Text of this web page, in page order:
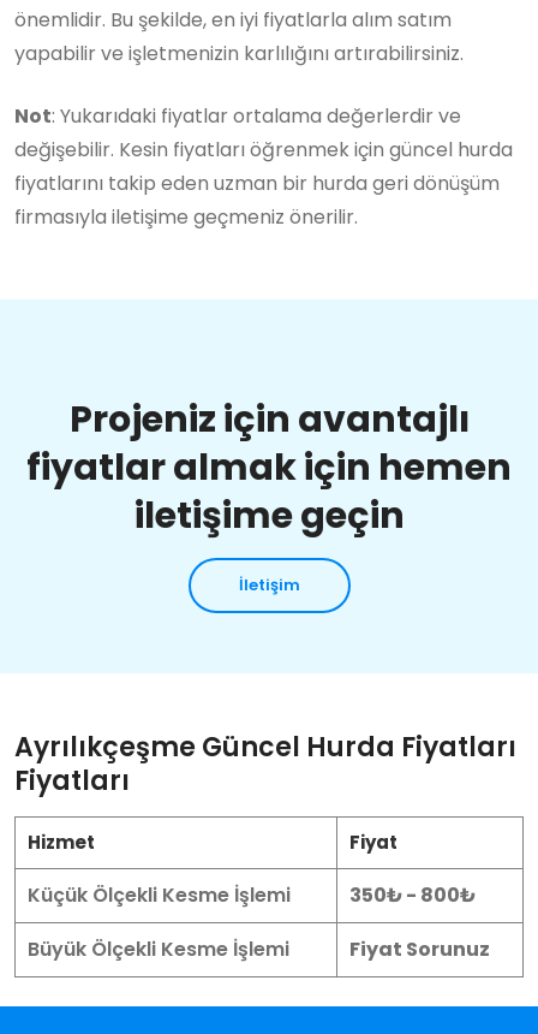
önemlidir. Bu şekilde, en iyi fiyatlarla alım satım
yapabilir ve işletmenizin karlılığını artırabilirsiniz.
Not: Yukarıdaki fiyatlar ortalama değerlerdir ve
değişebilir. Kesin fiyatları öğrenmek için güncel hurda
fiyatlarını takip eden uzman bir hurda geri dönüşüm
firmasıyla iletişime geçmeniz önerilir.
Projeniz için avantajlı
fiyatlar almak için hemen
iletişime geçin
İletişim
Ayrılıkçeşme Güncel Hurda Fiyatları
Fiyatları
Hizmet Fiyat
Küçük Ölçekli Kesme İşlemi
350₺ - 800₺
Büyük Ölçekli Kesme İşlemi
Fiyat Sorunuz